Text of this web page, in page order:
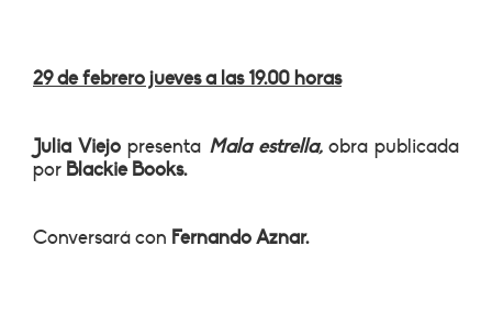
29 de febrero jueves a las 19.00 horas
Julia Viejo presenta Mala estrella,obra publicada
por Blackie Books.
Conversará con Fernando Aznar.